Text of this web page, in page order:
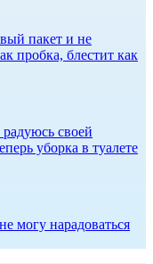
пакет и не
пробка, блестит как
своей
уборка в туалете
могу нарадоваться